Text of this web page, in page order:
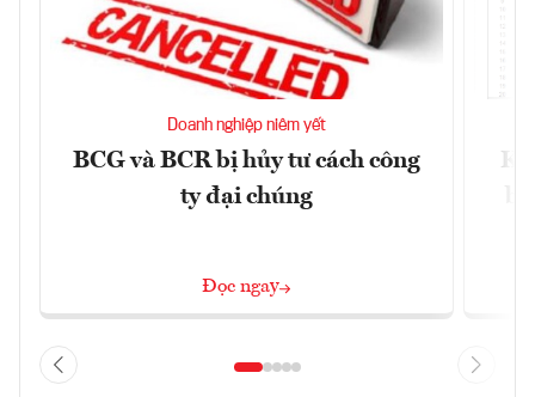
Doanh nghiệp niêm yết
BCG và BCR bị hủy tư cách công
ty đại chúng
Đọc ngay